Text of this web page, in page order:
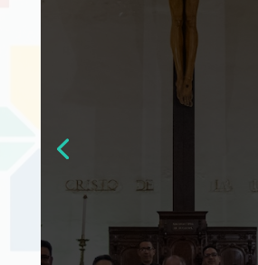
Diocesanas
cepcommex
2026| Noticias
Comentarios
participan en un
formación,
fortalecimiento
por la CEPCOM